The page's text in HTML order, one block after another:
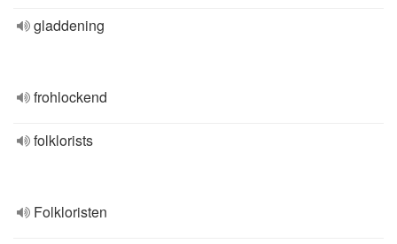
gladdening
frohlockend
folklorists
Folkloristen